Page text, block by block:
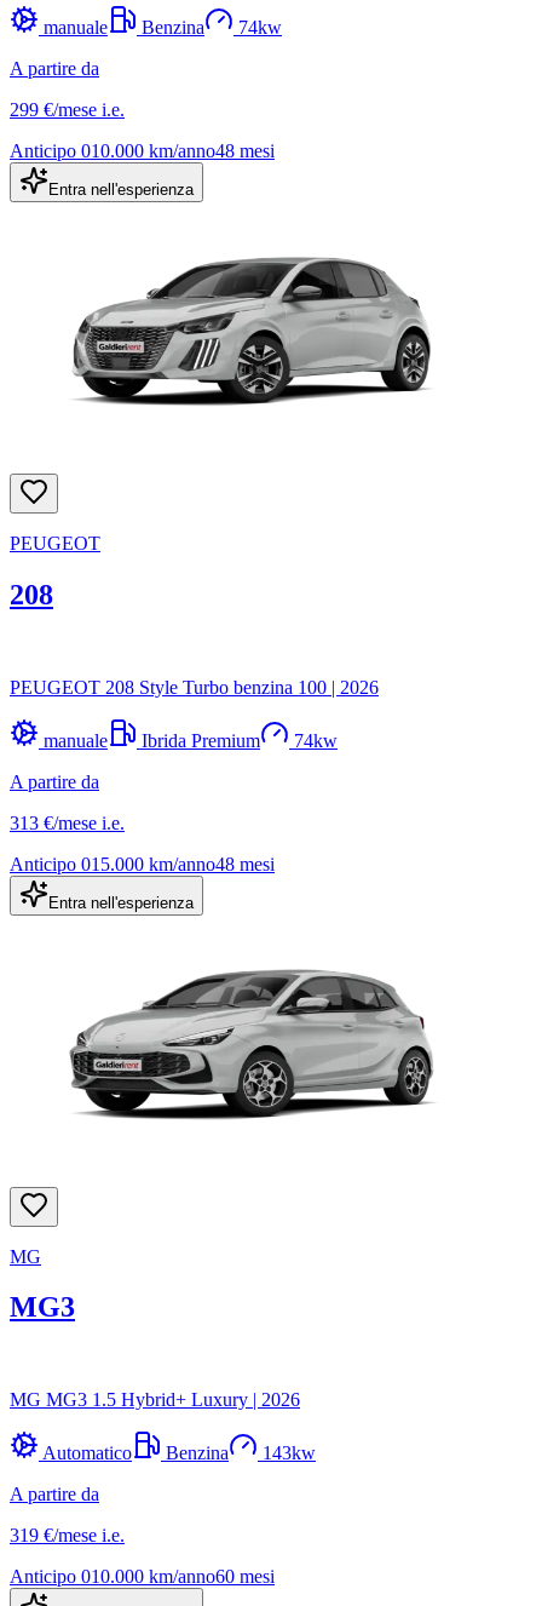
manuale Benzina 74kw
A partire da
299 €/mese i.e.
Anticipo 010.000 km/anno48 mesi
Entra nell'esperienza
PEUGEOT
208
PEUGEOT 208 Style Turbo benzina 100 | 2026
manuale Ibrida Premium 74kw
A partire da
313 €/mese i.e.
Anticipo 015.000 km/anno48 mesi
Entra nell'esperienza
MG
MG3
MG MG3 1.5 Hybrid+ Luxury | 2026
Automatico Benzina 143kw
A partire da
319 €/mese i.e.
Anticipo 010.000 km/anno60 mesi